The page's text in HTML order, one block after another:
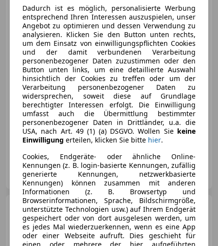
Line*Navi*SHZ*Garantie*TOP*
€ 12 990
01/2010 199 000 km Diesel
170 kW (231 PS)
*Bestpreis-Österreichweit*
Outlet - Store Windern
AT-4693 Desselbrunn
Mercedes-Benz CLA 200
CLA
Dadurch ist es möglich, personalisierte Werbung
entsprechend Ihren Interessen auszuspielen, unser
Angebot zu optimieren und dessen Verwendung zu
analysieren. Klicken Sie den Button unten rechts,
um dem Einsatz von einwilligungspflichten Cookies
und der damit verbundenen Verarbeitung
personenbezogener Daten zuzustimmen oder den
Button unten links, um eine detaillierte Auswahl
hinsichtlich der Cookies zu treffen oder um der
Verarbeitung personenbezogener Daten zu
widersprechen, soweit diese auf Grundlage
berechtigter Interessen erfolgt. Die Einwilligung
umfasst auch die Übermittlung bestimmter
personenbezogener Daten in Drittländer, u.a. die
USA, nach Art. 49 (1) (a) DSGVO. Wollen Sie keine
Einwilligung erteilen, klicken Sie bitte hier.
Cookies, Endgeräte- oder ähnliche Online-
Kennungen (z. B. login-basierte Kennungen, zufällig
generierte Kennungen, netzwerkbasierte
Kennungen) können zusammen mit anderen
Informationen (z. B. Browsertyp und
Browserinformationen, Sprache, Bildschirmgröße,
unterstützte Technologien usw.) auf Ihrem Endgerät
gespeichert oder von dort ausgelesen werden, um
es jedes Mal wiederzuerkennen, wenn es eine App
oder einer Webseite aufruft. Dies geschieht für